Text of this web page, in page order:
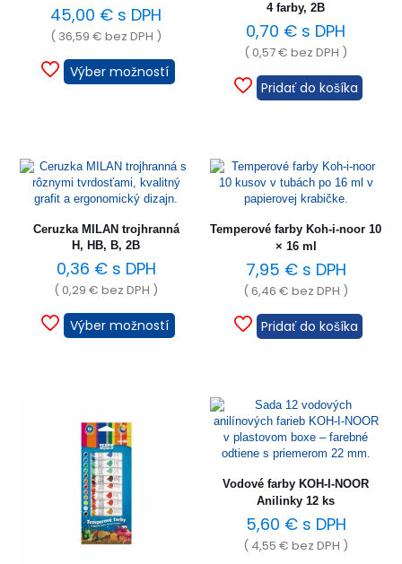
45,00 € s DPH
( 36,59€ bez DPH )
Výber možností
4 farby, 2B
0,70 € s DPH
( 0,57€ bez DPH )
Pridať do košíka
Ceruzka MILAN trojhranná
H, HB, B, 2B
0,36 €s DPH
( 0,29€ bez DPH )
Výber možností
Temperové farby Koh-i-noor 10
× 16 ml
7,95 €s DPH
(6,46€ bez DPH )
Pridať do košíka
Vodové farby KOH-I-NOOR
Anilinky 12 ks
5,60 €s DPH
( 4,55€ bez DPH )